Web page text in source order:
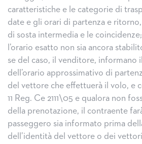
caratteristiche e le categorie di
date e gli orari di partenza e
di sosta intermedia e le
l’orario esatto non sia ancora
se del caso, il venditore, informano
dell’orario approssimativo di
del vettore che effettuerà il volo, e
11 Reg. Ce 2111\05 e qualora non
della prenotazione, il contraente
passeggero sia informato prima
dell’identità del vettore o dei